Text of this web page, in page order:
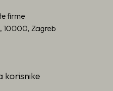
firme
10000, Zagreb
korisnike